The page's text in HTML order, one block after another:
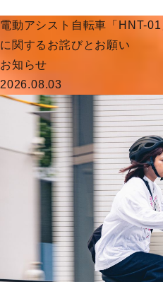
電動アシスト自転車「HNT-
に関するお詫びとお願い
お知らせ
2026.08.03